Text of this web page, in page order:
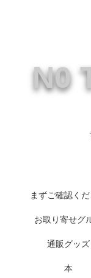
N0
まずご確認く
お取り寄せグ
通販グッズ
本